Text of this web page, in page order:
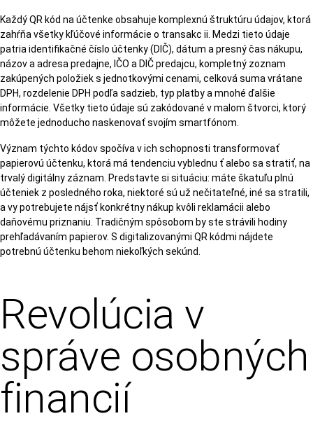
Každý QR kód na účtenke obsahuje komplexnú štruktúru údajov, ktorá
zahŕňa všetky kľúčové informácie o transakc ii. Medzi tieto údaje
patria identifikačné číslo účtenky (DIČ), dátum a presný čas nákupu,
názov a adresa predajne, IČO a DIČ predajcu, kompletný zoznam
zakúpených položiek s jednotkovými cenami, celková suma vrátane
DPH, rozdelenie DPH podľa sadzieb, typ platby a mnohé ďalšie
informácie. Všetky tieto údaje sú zakódované v malom štvorci, ktorý
môžete jednoducho naskenovať svojím smartfónom.
Význam týchto kódov spočíva v ich schopnosti transformovať
papierovú účtenku, ktorá má tendenciu vyblednu ť alebo sa stratiť, na
trvalý digitálny záznam. Predstavte si situáciu: máte škatuľu plnú
účteniek z posledného roka, niektoré sú už nečitateľné, iné sa stratili,
a vy potrebujete nájsť konkrétny nákup kvôli reklamácii alebo
daňovému priznaniu. Tradičným spôsobom by ste strávili hodiny
prehľadávaním papierov. S digitalizovanými QR kódmi nájdete
potrebnú účtenku behom niekoľkých sekúnd.
Revolúcia v
správe osobných
financií